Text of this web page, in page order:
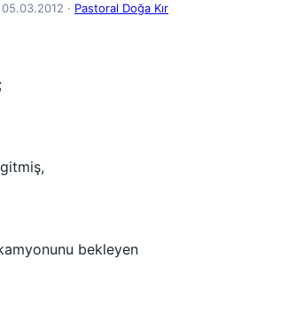
05.03.2012 · Pastoral Doğa Kır
bekleyen